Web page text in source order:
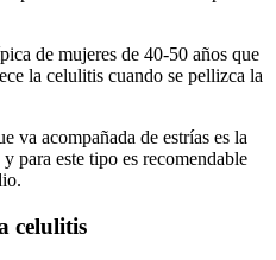
de mujeres de 40-50 años que
la celulitis cuando se pellizca la
va acompañada de estrías es la
para este tipo es recomendable
celulitis